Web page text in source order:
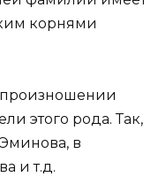
корнями
этого рода. Так,
в
и т.д.